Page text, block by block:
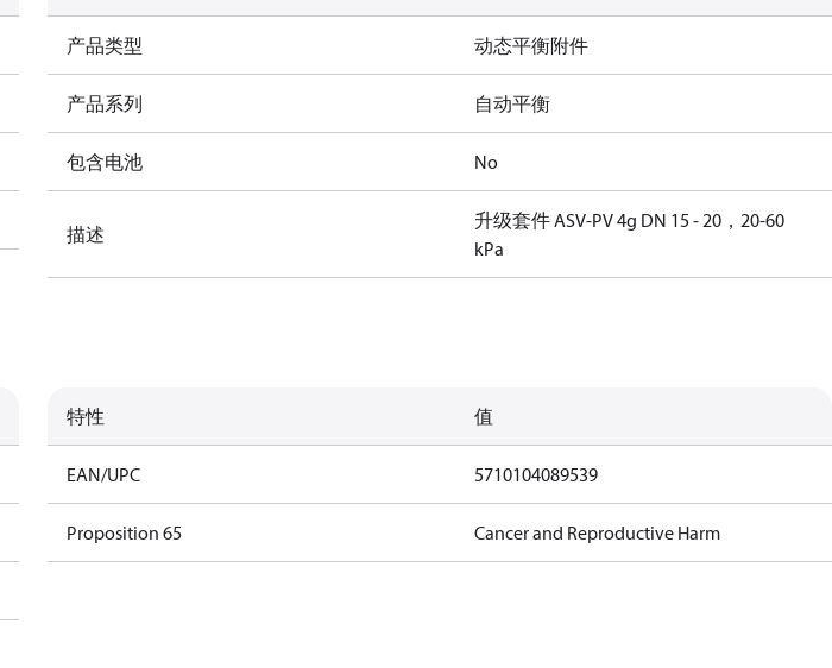
产品类型 动态平衡附件
产品系列 自动平衡
包含电池 No
描述
升级套件 ASV-PV 4g DN 15 - 20，20-60
kPa
特性 值
EAN/UPC 5710104089539
Proposition 65 Cancer and Reproductive Harm